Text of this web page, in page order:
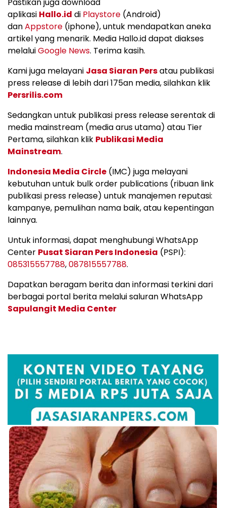
aplikasi Hallo.id di Playstore (Android)
danAppstore (iphone), untuk mendapatkan aneka
artikel yang menarik. Media Hallo.id dapat diakses
melaluiGoogle News. Terima kasih.
Kami juga melayani Jasa Siaran Persatau publikasi
press release di lebih dari 175an media, silahkan klik
Persrilis.com
Sedangkan untuk publikasi press release serentak di
media mainstream (media arus utama) atau Tier
Pertama, silahkan klik Publikasi Media
Mainstream.
Indonesia Media Circle (IMC) juga melayani
kebutuhan untuk bulk order publications (ribuan link
publikasi press release) untuk manajemen reputasi:
kampanye, pemulihan nama baik, atau kepentingan
lainnya.
Untuk informasi, dapat menghubungi WhatsApp
Center Pusat Siaran Pers Indonesia (PSPI):
085315557788,087815557788.
Dapatkan beragam berita dan informasi terkini dari
berbagai portal berita melalui saluran WhatsApp
Sapulangit Media Center